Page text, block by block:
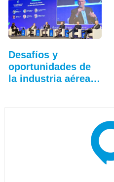
Desafíos y
oportunidades de
la industria aérea